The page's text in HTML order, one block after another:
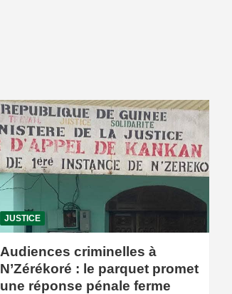
JUSTICE
Audiences criminelles à
N’Zérékoré : le parquet promet
une réponse pénale ferme